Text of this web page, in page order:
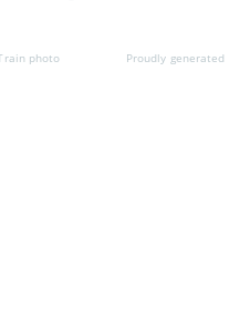
photo
Proudly generated